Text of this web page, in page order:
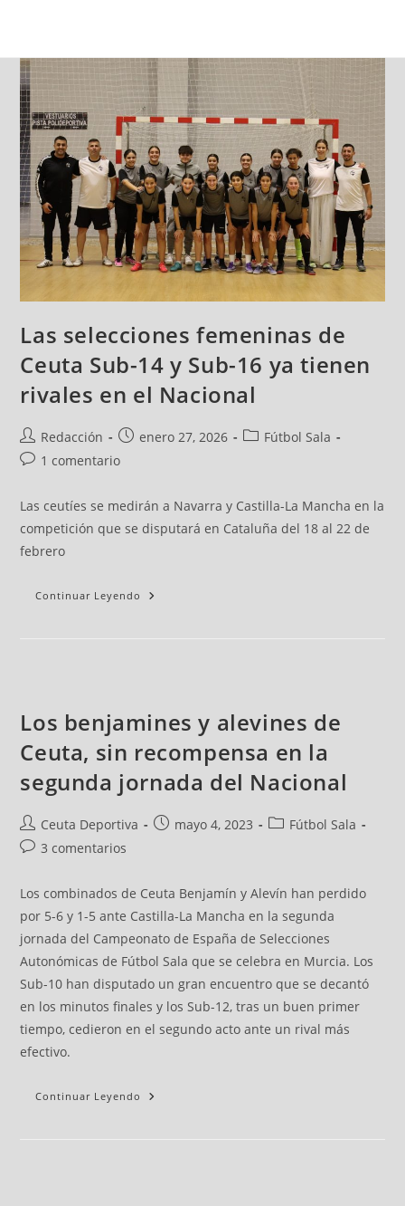
Las selecciones femeninas de
Ceuta Sub-14 y Sub-16 ya tienen
rivales en el Nacional
Redacción enero 27, 2026
Fútbol Sala
1 comentario
Las ceutíes se medirán a Navarra y Castilla-La Mancha en la
competición que se disputará en Cataluña del 18 al 22 de
febrero
Continuar Leyendo
Los benjamines y alevines de
Ceuta, sin recompensa en la
segunda jornada del Nacional
Ceuta Deportiva mayo 4, 2023
Fútbol Sala
3 comentarios
Los combinados de Ceuta Benjamín y Alevín han perdido
por 5-6 y 1-5 ante Castilla-La Mancha en la segunda
jornada del Campeonato de España de Selecciones
Autonómicas de Fútbol Sala que se celebra en Murcia. Los
Sub-10 han disputado un gran encuentro que se decantó
en los minutos finales y los Sub-12, tras un buen primer
tiempo, cedieron en el segundo acto ante un rival más
efectivo.
Continuar Leyendo